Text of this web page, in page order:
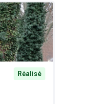
Réalisé